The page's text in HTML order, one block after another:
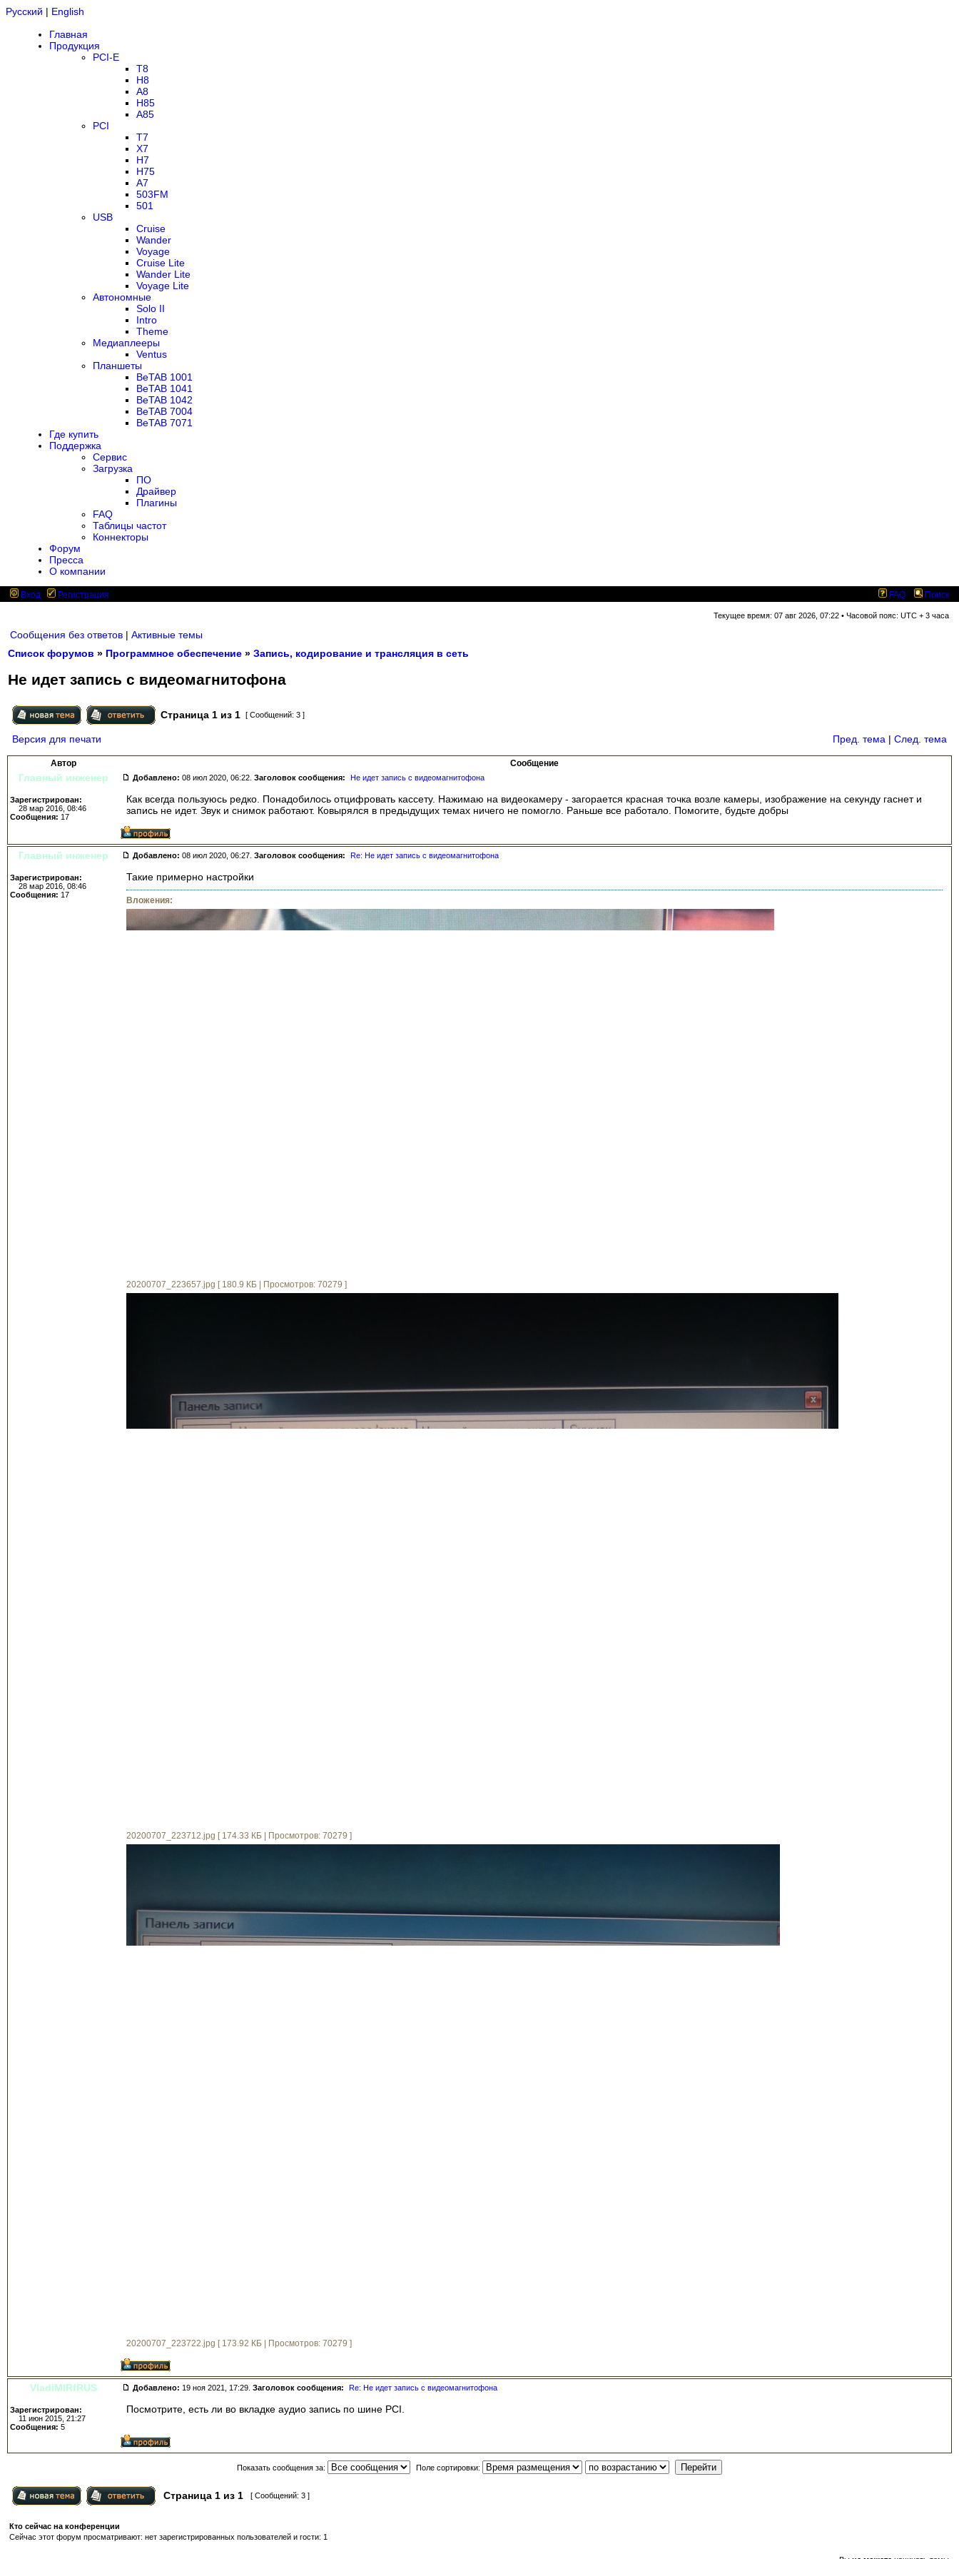
Русский | English
Главная
Продукция
PCI-E
T8
H8
A8
H85
A85
PCI
T7
X7
H7
H75
A7
503FM
501
USB
Cruise
Wander
Voyage
Cruise Lite
Wander Lite
Voyage Lite
Автономные
Solo II
Intro
Theme
Медиаплееры
Ventus
Планшеты
BeTAB 1001
BeTAB 1041
BeTAB 1042
BeTAB 7004
BeTAB 7071
Где купить
Поддержка
Сервис
Загрузка
ПО
Драйвер
Плагины
FAQ
Таблицы частот
Коннекторы
Форум
Пресса
О компании
Вход Регистрация FAQ Поиск
Текущее время: 07 авг 2026, 07:22 • Часовой пояс: UTC + 3 часа
Сообщения без ответов | Активные темы
Список форумов » Программное обеспечение » Запись, кодирование и трансляция в сеть
Не идет запись с видеомагнитофона
Страница 1 из 1 [ Сообщений: 3 ]
Версия для печати Пред. тема | След. тема
Автор Сообщение
Главный инженер Добавлено: 08 июл 2020, 06:22. Заголовок сообщения: Не идет запись с видеомагнитофона
Зарегистрирован:
28 мар 2016, 08:46
Сообщения: 17
Как всегда пользуюсь редко. Понадобилось отцифровать кассету. Нажимаю на видеокамеру - загорается красная точка возле камеры, изображение на секунду гаснет и
запись не идет. Звук и снимок работают. Ковырялся в предыдущих темах ничего не помогло. Раньше все работало. Помогите, будьте добры
Главный инженер Добавлено: 08 июл 2020, 06:27. Заголовок сообщения: Re: Не идет запись с видеомагнитофона
Зарегистрирован:
28 мар 2016, 08:46
Сообщения: 17
Такие примерно настройки
Вложения:
20200707_223657.jpg [ 180.9 КБ | Просмотров: 70279 ]
20200707_223712.jpg [ 174.33 КБ | Просмотров: 70279 ]
20200707_223722.jpg [ 173.92 КБ | Просмотров: 70279 ]
VladiMIRfRUS Добавлено: 19 ноя 2021, 17:29. Заголовок сообщения: Re: Не идет запись с видеомагнитофона
Зарегистрирован:
11 июн 2015, 21:27
Сообщения: 5
Посмотрите, есть ли во вкладке аудио запись по шине PCI.
Показать сообщения за: Поле сортировки:
Страница 1 из 1 [ Сообщений: 3 ]
Кто сейчас на конференции
Сейчас этот форум просматривают: нет зарегистрированных пользователей и гости: 1